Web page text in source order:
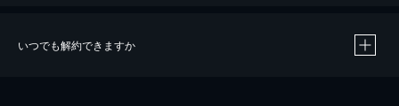
いつでも解約できますか